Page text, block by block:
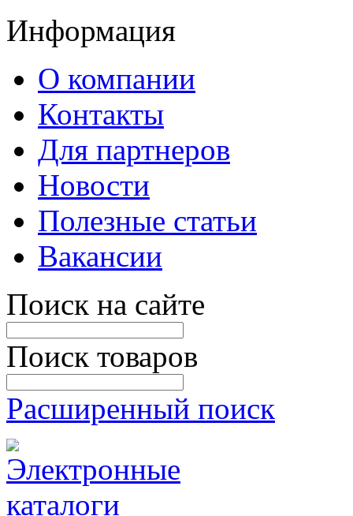
Информация
О компании
Контакты
Для партнеров
Новости
Полезные статьи
Вакансии
Поиск на сайте
Поиск товаров
Расширенный поиск